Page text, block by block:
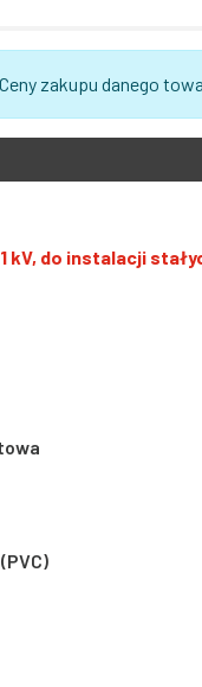
zakupu danego
kV, do instalacji